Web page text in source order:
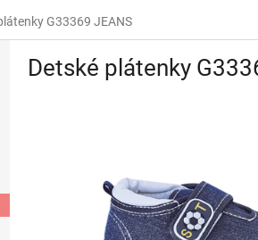
G33369 JEANS
Detské plátenky